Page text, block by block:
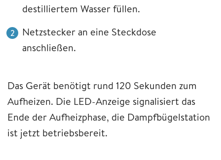
destilliertem Wasser füllen.
Netzstecker an eine Steckdose
anschließen.
Das Gerät benötigt rund 120 Sekunden zum
Aufheizen. Die LED-Anzeige signalisiert das
Ende der Aufheizphase, die Dampfbügelstation
ist jetzt betriebsbereit.